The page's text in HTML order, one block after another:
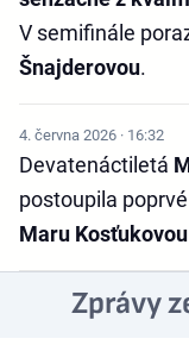
V semifinále
Šnajderovou.
4. června 2026 · 16:32
Devatenáctiletá
postoupila
Maru Kosťukovou
Zprávy